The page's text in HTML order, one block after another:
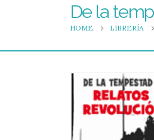
De la
HOME LIBRERÍA